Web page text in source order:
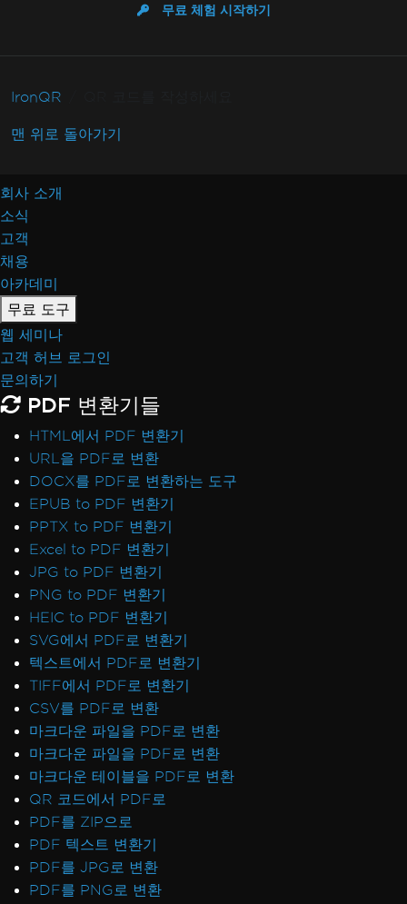
무료 체험 시작하기
IronQR
맨 위로 돌아가기
회사 소개
소식
고객
채용
아카데미
무료 도구
웹 세미나
고객 허브 로그인
문의하기
PDF 변환기들
HTML에서 PDF 변환기
URL을 PDF로 변환
DOCX를 PDF로 변환하는 도구
EPUB to PDF 변환기
PPTX to PDF 변환기
Excel to PDF 변환기
JPG to PDF 변환기
PNG to PDF 변환기
HEIC to PDF 변환기
SVG에서 PDF로 변환기
텍스트에서 PDF로 변환기
TIFF에서 PDF로 변환기
CSV를 PDF로 변환
마크다운 파일을 PDF로 변환
마크다운 파일을 PDF로 변환
마크다운 테이블을 PDF로 변환
QR 코드에서 PDF로
PDF를 ZIP으로
PDF 텍스트 변환기
PDF를 JPG로 변환
PDF를 PNG로 변환